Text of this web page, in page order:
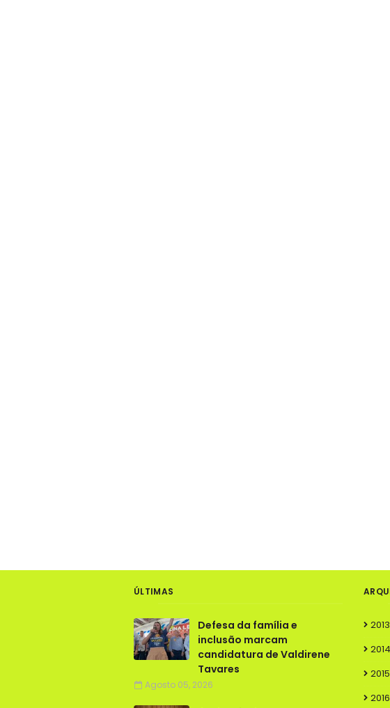
ÚLTIMAS
Defesa da família e
inclusão marcam
candidatura de Valdirene
Tavares
Agosto 05, 2026
2013
2014
2015
2016